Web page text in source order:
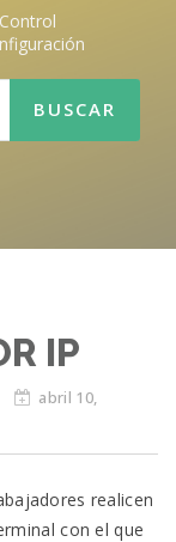
Control
IP
abril 10,
realicen
con el que